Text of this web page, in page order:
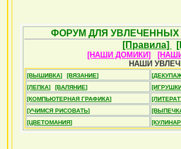
ФОРУМ ДЛЯ
[Правила]
[НАШИ ДОМИКИ]
НАШИ
[ВЫШИВКА] [ВЯЗАНИЕ]
[ЛЕПКА]
[ВАЛЯНИЕ]
[КОМПЬЮТЕРНАЯ ГРАФИКА]
[УЧИМСЯ РИСОВАТЬ]
[ЦВЕТОМАНИЯ]